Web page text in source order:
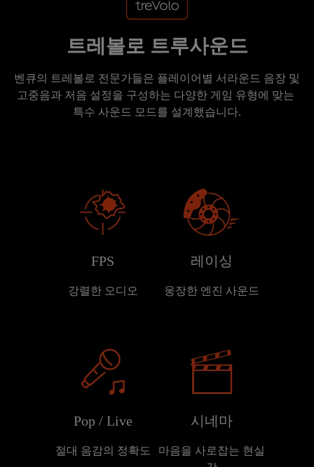
트레볼로 트루사운드
벤큐의 트레볼로 전문가들은 플레이어별 서라운드 음장 및
고중음과 저음 설정을 구성하는 다양한 게임 유형에 맞는
특수 사운드 모드를 설계했습니다.
FPS
강렬한 오디오
레이싱
웅장한 엔진 사운드
Pop / Live
절대 음감의 정확도
시네마
마음을 사로잡는 현실